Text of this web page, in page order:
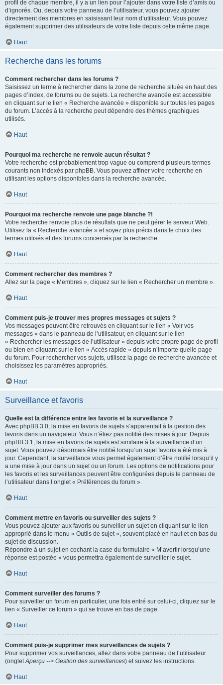
profil de chaque membre, il y a un lien pour l’ajouter dans votre liste d’amis ou
d’ignorés. Ou, depuis votre panneau de l’utilisateur, vous pouvez ajouter
directement des membres en saisissant leur nom d’utilisateur. Vous pouvez
également supprimer des utilisateurs de votre liste depuis cette même page.
Haut
Recherche dans les forums
Comment rechercher dans les forums ?
Saisissez un terme à rechercher dans la zone de recherche située en haut des
pages d’index, de forums ou de sujets. La recherche avancée est accessible
en cliquant sur le lien « Recherche avancée » disponible sur toutes les pages
du forum. L’accès à la recherche peut dépendre des thèmes graphiques
utilisés.
Haut
Pourquoi ma recherche ne renvoie aucun résultat ?
Votre recherche est probablement trop vague ou comprend plusieurs termes
courants non indexés par phpBB. Vous pouvez affiner votre recherche en
utilisant les options disponibles dans la recherche avancée.
Haut
Pourquoi ma recherche renvoie une page blanche ?!
Votre recherche renvoie plus de résultats que ne peut gérer le serveur Web.
Utilisez la « Recherche avancée » et soyez plus précis dans le choix des
termes utilisés et des forums concernés par la recherche.
Haut
Comment rechercher des membres ?
Allez sur la page « Membres », cliquez sur le lien « Rechercher un membre ».
Haut
Comment puis-je trouver mes propres messages et sujets ?
Vos messages peuvent être retrouvés en cliquant sur le lien « Voir vos
messages » dans le panneau de l’utilisateur, en cliquant sur le lien
« Rechercher les messages de l’utilisateur » depuis votre propre page de profil
ou bien en cliquant sur le lien « Accès rapide » depuis n’importe quelle page
du forum. Pour rechercher vos sujets, utilisez la page de recherche avancée et
choisissez les paramètres appropriés.
Haut
Surveillance et favoris
Quelle est la différence entre les favoris et la surveillance ?
Avec phpBB 3.0, la mise en favoris de sujets s’apparentait à la gestion des
favoris dans un navigateur. Vous n’étiez pas notifié des mises à jour. Depuis
phpBB 3.1, la mise en favoris de sujets est similaire à la surveillance d’un
sujet. Vous pouvez désormais être notifié lorsqu’un sujet favoris a été mis à
jour. Cependant, la surveillance vous permet également d’être notifié lorsqu’il y
a une mise à jour dans un sujet ou un forum. Les options de notifications pour
les favoris et les surveillances peuvent être configurées depuis le panneau de
l’utilisateur dans l’onglet « Préférences du forum ».
Haut
Comment mettre en favoris ou surveiller des sujets ?
Vous pouvez ajouter aux favoris ou surveiller un sujet en cliquant sur le lien
approprié dans le menu « Outils de sujet », souvent placé en haut et en bas du
sujet de discussion.
Répondre à un sujet en cochant la case du formulaire « M’avertir lorsqu’une
réponse est postée » vous permettra également de surveiller le sujet.
Haut
Comment surveiller des forums ?
Pour surveiller un forum en particulier, une fois entré sur celui-ci, cliquez sur le
lien « Surveiller ce forum » qui se trouve en bas de page.
Haut
Comment puis-je supprimer mes surveillances de sujets ?
Pour supprimer vos surveillances, allez dans votre panneau de l’utilisateur
(ongletAperçu --> Gestion des surveillances) et suivez les instructions.
Haut